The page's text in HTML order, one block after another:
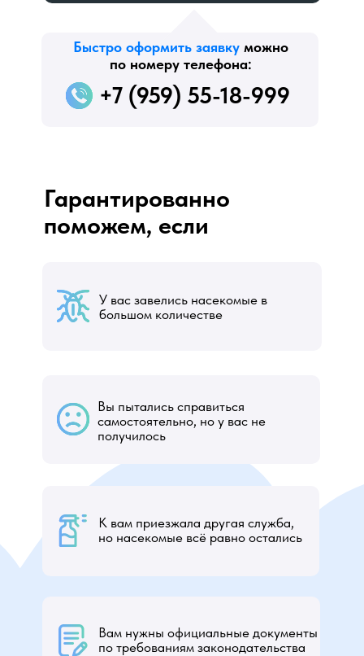
+7 (959) 55-18-999
Быстро оформить заявкуможно
по номеру телефона:
Вам нужны официальные документы
по требованиям законодательства
К вам приезжала другая служба,
но насекомые всё равно остались
Вы пытались справиться
самостоятельно, но у вас не
получилось
У вас завелись насекомые в
большом количестве
Гарантированно
поможем, если